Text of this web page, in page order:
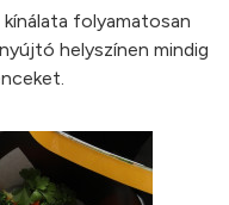
folyamatosan
helyszínen mindig